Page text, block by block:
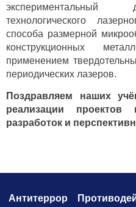
экспериментальный
технологического
способа размерной
конструкционных
применением
периодических лазеров.
Поздравляем наших
реализации
разработок и
Антитеррор